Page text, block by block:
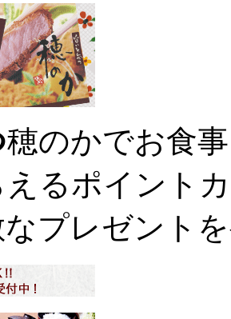
穂のかでお食
えるポイント
プレゼント